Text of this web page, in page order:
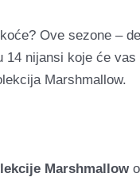
Ove sezone –
14 nijansi koje će
Marshmallow.
Marshmallow